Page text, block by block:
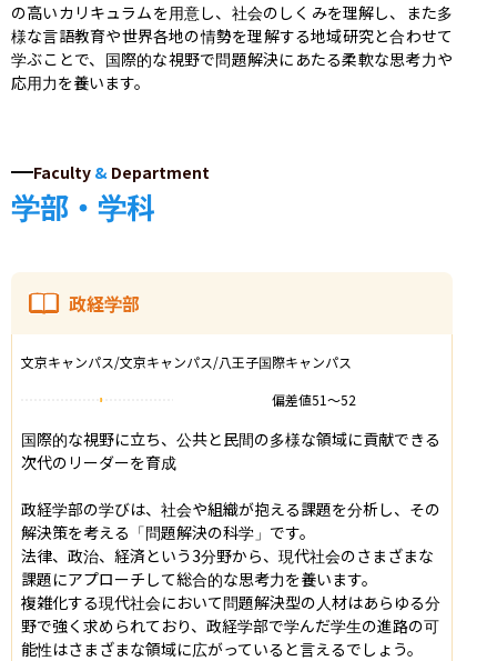
の高いカリキュラムを用意し、社会のしくみを理解し、また多
様な言語教育や世界各地の情勢を理解する地域研究と合わせて
学ぶことで、国際的な視野で問題解決にあたる柔軟な思考力や
応用力を養います。
Faculty & Department
学部・学科
政経学部
文京キャンパス/文京キャンパス/八王子国際キャンパス
偏差値51〜52
国際的な視野に立ち、公共と民間の多様な領域に貢献できる
次代のリーダーを育成
政経学部の学びは、社会や組織が抱える課題を分析し、その
解決策を考える「問題解決の科学」です。
法律、政治、経済という3分野から、現代社会のさまざまな
課題にアプローチして総合的な思考力を養います。
複雑化する現代社会において問題解決型の人材はあらゆる分
野で強く求められており、政経学部で学んだ学生の進路の可
能性はさまざまな領域に広がっていると言えるでしょう。